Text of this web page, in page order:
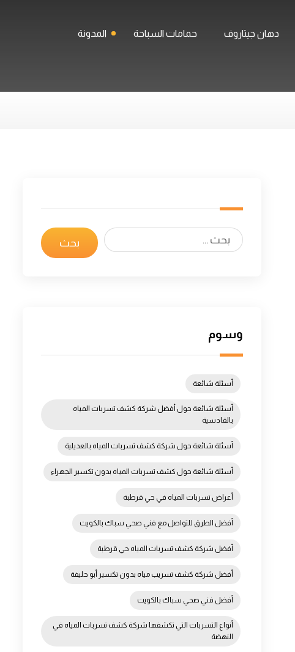
دهان جيتاروف حمامات السباحة المدونة
وسوم
أسئلة شائعة
أسئلة شائعة حول أفضل شركة كشف تسربات المياه
بالقادسية
أسئلة شائعة حول شركة كشف تسربات المياه بالعديلية
أسئلة شائعة حول كشف تسربات المياه بدون تكسير الجهراء
أعراض تسربات المياه في حي قرطبة
أفضل الطرق للتواصل مع فني صحي سباك بالكويت
أفضل شركة كشف تسربات المياه حي قرطبة
أفضل شركة كشف تسريب مياه بدون تكسير أبو حليفة
أفضل فني صحي سباك بالكويت
أنواع التسربات التي تكشفها شركة كشف تسربات المياه في
النهضة